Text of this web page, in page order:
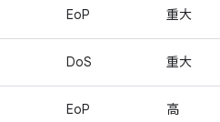
EoP 重大
DoS 重大
EoP 高